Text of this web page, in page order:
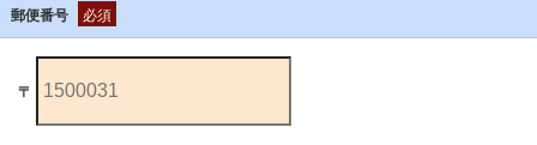
郵便番号 必須
〒